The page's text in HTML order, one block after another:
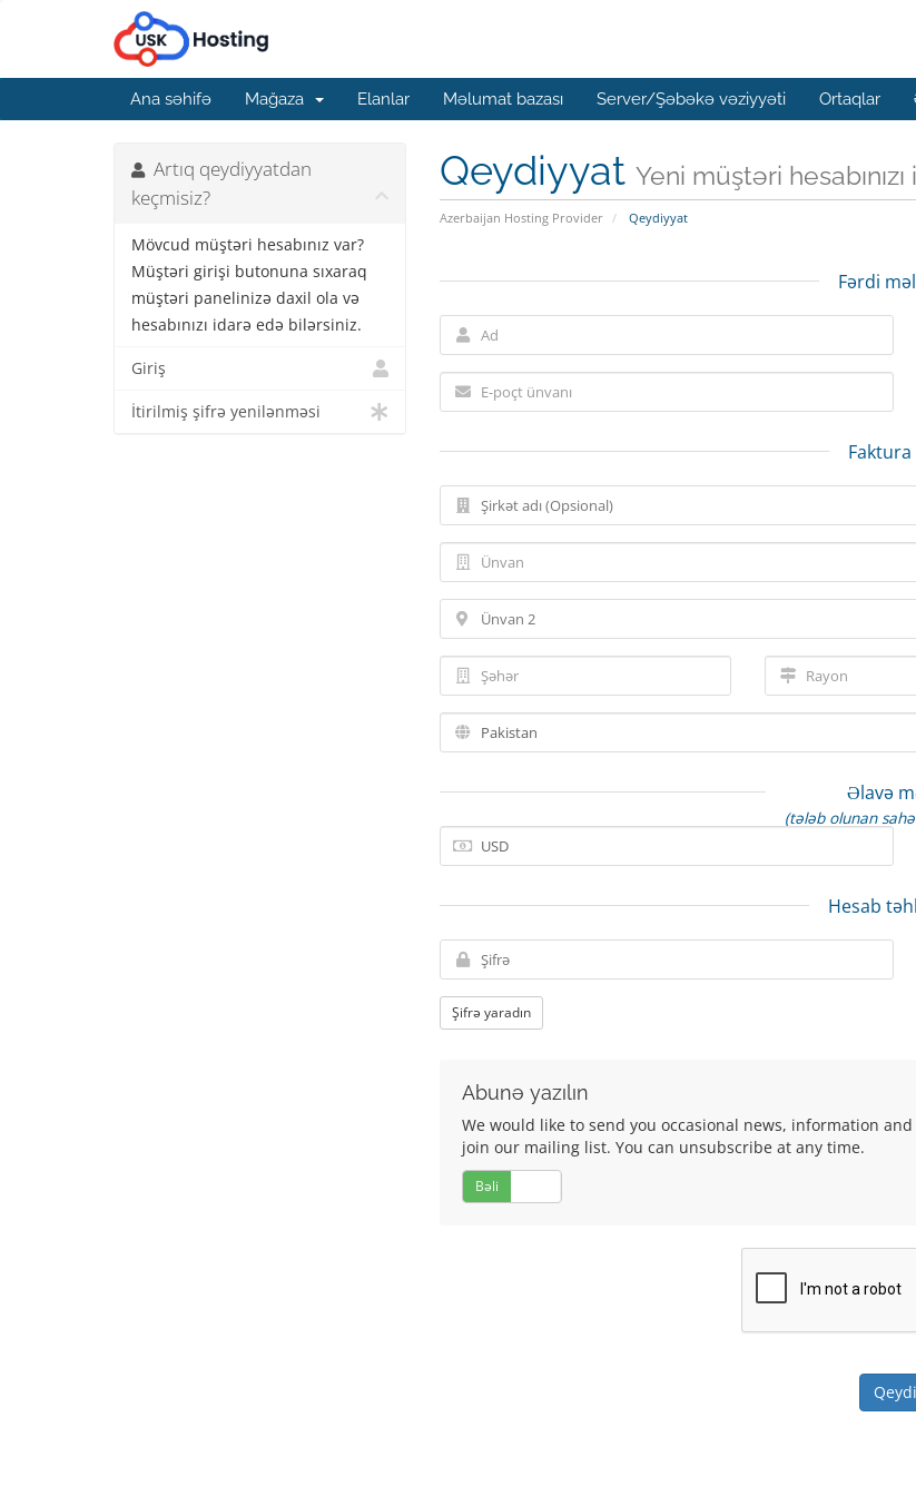
Ana səhifə Mağaza Elanlar Məlumat bazası Server/Şəbəkə vəziyyəti Ortaqlar
Qeydiyyat Yeni müştəri
Azerbaijan Hosting Provider Qeydiyyat
Artıq qeydiyyatdan
keçmisiz?
Mövcud müştəri hesabınız var?
Müştəri girişi butonuna sıxaraq
müştəri panelinizə daxil ola və
hesabınızı idarə edə bilərsiniz.
Giriş
İtirilmiş şifrə yenilənməsi
Fərdi
Faktura
Əlavə
(tələb olunan
Hesab
Şifrə yaradın
Abunə yazılın
We would like to send you occasional news, information
join our mailing list. You can unsubscribe at any time.
Bəli